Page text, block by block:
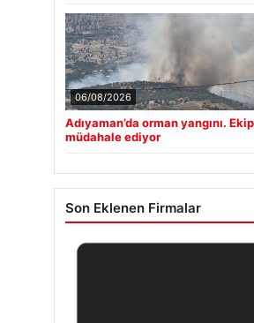
06/08/2026
Adıyaman’da orman yangını.
müdahale ediyor
Son Eklenen Firmalar